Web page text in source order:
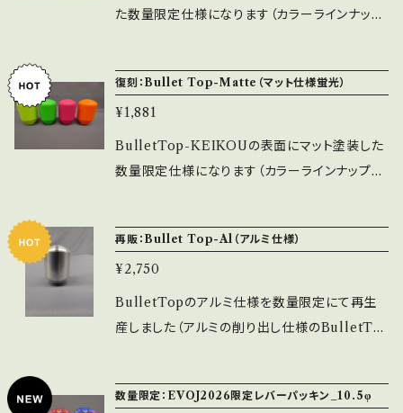
注意して下さい。 ※取付穴寸法は通常品と同じ
た数量限定仕様になります（カラーラインナップ
様がおすすめです。 ※傷が付きやすいので注意
して下さい。 ※取付穴寸法は通常品と同じくＭ6
での取付となります。
復刻：Bullet Top-Matte（マット仕様蛍光）
¥1,881
BulletTop-KEIKOUの表面にマット塗装した
数量限定仕様になります（カラーラインナップは
めです。 ※傷が付きやすいので注意して下さい。
※取付穴寸法は通常品と同じくＭ6での取付と
なります。
再販：Bullet Top-Al（アルミ仕様）
¥2,750
BulletTopのアルミ仕様を数量限定にて再生
産しました（アルミの削り出し仕様のBulletTo
て下さい。 ※取付穴寸法は通常品と同じくＭ6
数量限定：EVOJ2026限定レバーパッキン_10.5φ